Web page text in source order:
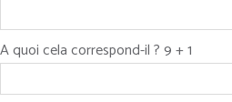
A quoi cela correspond-il ? 9 + 1